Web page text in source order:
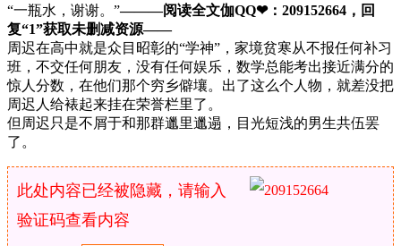
“一瓶水，谢谢。”———阅读全文伽QQ❤：209152664，回
复“1”获取未删减资源—​​​​—
周迟在高中就是众目昭彰的“学神”，家境贫寒从不报任何补习
班，不交任何朋友，没有任何娱乐，数学总能考出接近满分的
惊人分数，在他们那个穷乡僻壤。出了这么个人物，就差没把
周迟人给裱起来挂在荣誉栏里了。
但周迟只是不屑于和那群邋里邋遢，目光短浅的男生共伍罢
了。
此处内容已经被隐藏，请输入
验证码查看内容